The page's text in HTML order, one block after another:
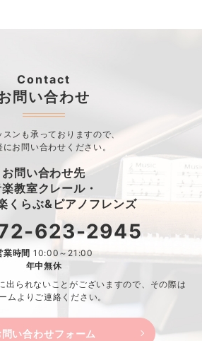
Contact
問い合わせ
スンも承っておりますので、
にお問い合わせください。
お問い合わせ先
教室クレール・
くらぶ&ピアノフレンズ
623-2945
業時間 10:00～21:00
年中無休
られないことがございますので、 その際は
ムよりご連絡ください。
問い合わせフォーム